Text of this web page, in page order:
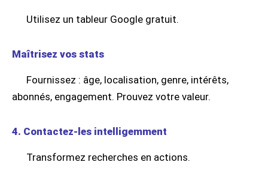
Utilisez un tableur Google gratuit.
Maîtrisez vos stats
Fournissez : âge, localisation, genre, intérêts,
abonnés, engagement. Prouvez votre valeur.
4. Contactez-les intelligemment
Transformez recherches en actions.